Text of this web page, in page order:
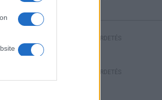
HÍRDETÉS
HÍRDETÉS